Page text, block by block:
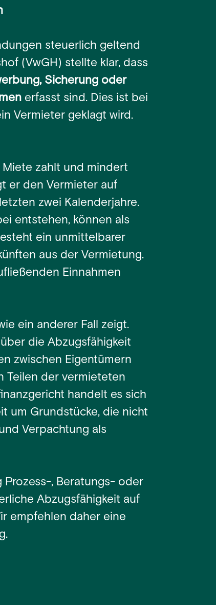
steuerlich geltend
(VwGH) stellte klar, dass
Sicherung oder
erfasst sind. Dies ist bei
Vermieter geklagt wird.
zahlt und mindert
er den Vermieter auf
zwei Kalenderjahre.
entstehen, können als
ein unmittelbarer
aus der Vermietung.
Einnahmen
ein anderer Fall zeigt.
die Abzugsfähigkeit
zwischen Eigentümern
Teilen der vermieteten
handelt es sich
um Grundstücke, die nicht
Verpachtung als
Prozess-, Beratungs- oder
Abzugsfähigkeit auf
empfehlen daher eine